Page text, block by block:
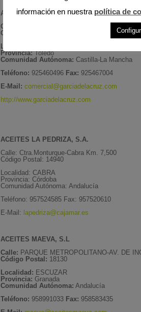
ACEITES GARCÍA DE LA CRUZ, S.L.
Calle:
Código Postal:
Localidad:
Provincia:Toledo
Comunidad Autónoma: Castilla-La Mancha
Teléfono: 925460496 Fax: 925467004
E-Mail: comercial@garciadelacruz.com
http://www.garciadelacruz.com
ACEITES LA PEDRIZA, S.A.
Calle: Ctra.Monturque-Cabra Km. 7,500
Código Postal: 14940
Localidad: CABRA
Provincia: Córdoba
Comunidad Autónoma: Andalucía
Teléfono: 957524585 Fax: 957520610
E-Mail: lapedriza@cajamar.es
ACEITES MAEVA, S.L
Calle: PARQUE METROPOLITANO-AV. DE
Código Postal: 18130
Localidad: ESCUZAR
Provincia: Granada
Comunidad Autónoma: Andalucía
Teléfono: 958991033 Fax: 958583435
información en nuestra política de